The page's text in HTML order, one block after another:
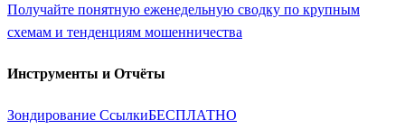
Получайте понятную еженедельную сводку по крупным
схемам и тенденциям мошенничества
Инструменты и Отчёты
Зондирование СсылкиБЕСПЛАТНО